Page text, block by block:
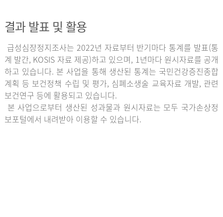
결과 발표 및 활용
급성심장정지조사는 2022년 자료부터 반기마다 통계를 발표(통
계 발간, KOSIS 자료 제공)하고 있으며, 1년마다 원시자료를 공개
하고 있습니다. 본 사업을 통해 생산된 통계는 국민건강증진종합
계획 등 보건정책 수립 및 평가, 심폐소생술 교육자료 개발, 관련
보건연구 등에 활용되고 있습니다.
본 사업으로부터 생산된 성과물과 원시자료는 모두 국가손상정
보포털에서 내려받아 이용할 수 있습니다.